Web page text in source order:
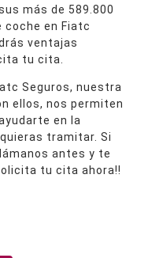
más de 589.800
en Fiatc
ventajas
tu cita.
Seguros, nuestra
ellos, nos permiten
en la
tramitar. Si
antes y te
tu cita ahora!!